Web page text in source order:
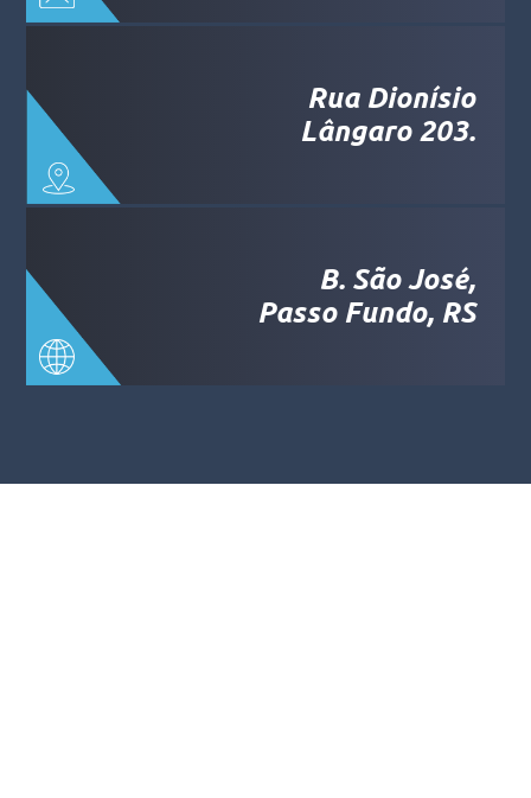
Rua Dionísio
Lângaro 203.
B. São José,
Passo Fundo, RS